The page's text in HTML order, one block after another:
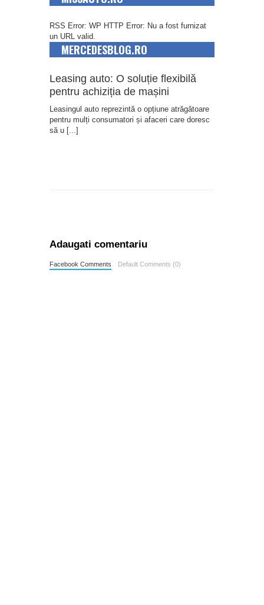
RSS Error: WP HTTP Error: Nu a fost furnizat
un URL valid.
MERCEDESBLOG.RO
Leasing auto: O soluție flexibilă
pentru achiziția de mașini
Leasingul auto reprezintă o opțiune atrăgătoare
pentru mulți consumatori și afaceri care doresc
să u [...]
Adaugati comentariu
Facebook Comments Default Comments (0)